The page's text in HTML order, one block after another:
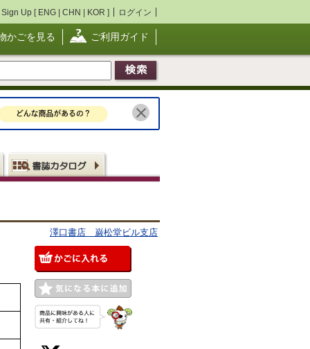
Sign Up [ ENG | CHN | KOR ] ログイン
かごを見る ご利用ガイド
澤口書店 巌松堂ビル支店